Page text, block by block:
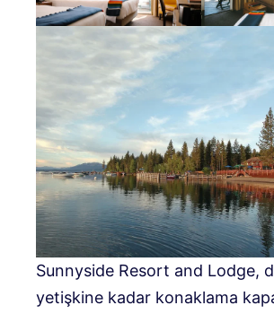
Sunnyside Resort and Lodge,
yetişkine kadar konaklama